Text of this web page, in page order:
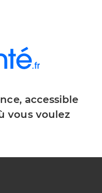
accessible
vous voulez